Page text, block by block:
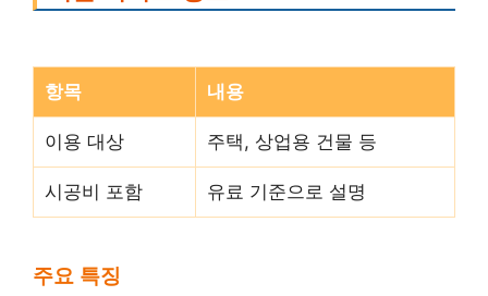
항목 내용
이용 대상 주택, 상업용 건물 등
시공비 포함 유료 기준으로 설명
주요 특징